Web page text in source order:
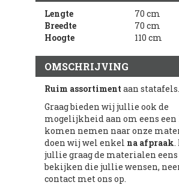
Lengte
70 cm
Breedte
70 cm
Hoogte
110 cm
OMSCHRIJVING
Ruim assortiment aan statafels.
Graag bieden wij jullie ook de
mogelijkheid aan om eens
komen nemen naar onze
doen wij wel enkel na afpraak.
jullie graag de materialen
bekijken die jullie wensen,
contact met ons op.